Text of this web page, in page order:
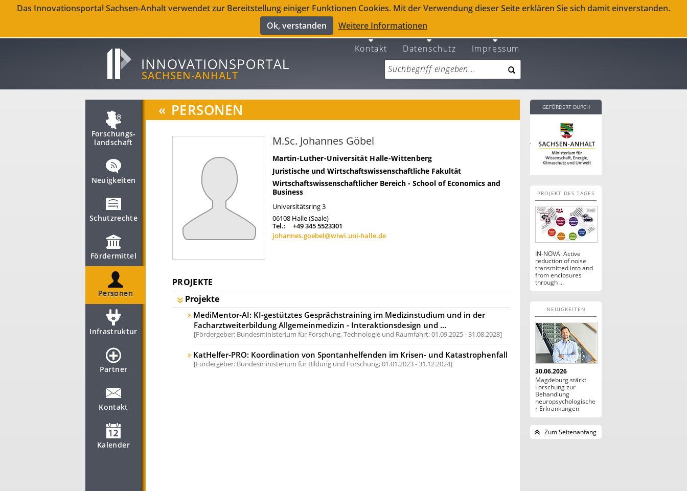
Das Innovationsportal Sachsen-Anhalt verwendet zur Bereitstellung einiger Funktionen Cookies. Mit der Verwendung dieser Seite erklären Sie sich damit einverstanden.
Ok, verstanden
Weitere Informationen
Kontakt Datenschutz Impressum
Forschungs­
landschaft
Neuigkeiten
Schutzrechte
Fördermittel
Personen
Infrastruktur
Partner
Kontakt
Kalender
« PERSONEN
M.Sc. Johannes Göbel
Martin-Luther-Universität Halle-Wittenberg
Juristische und Wirtschaftswissenschaftliche Fakultät
Wirtschaftswissenschaftlicher Bereich - School of Economics and
Business
Universitätsring 3
06108 Halle (Saale)
Tel.:
+49 345 5523301
johannes.goebel@wiwi.uni-halle.de
PROJEKTE
Projekte
MediMentor-AI: KI-gestütztes Gesprächstraining im Medizinstudium und in der
Facharztweiterbildung Allgemeinmedizin - Interaktionsdesign und ...
Fördergeber: Bundesministerium für Forschung, Technologie und Raumfahrt;01.09.2025 - 31.08.2028
KatHelfer-PRO: Koordination von Spontanhelfenden im Krisen- und Katastrophenfall
Fördergeber: Bundesministerium für Bildung und Forschung;01.01.2023 - 31.12.2024
GEFÖRDERT DURCH
PROJEKT DES TAGES
IN-NOVA: Active
reduction of noise
transmitted into and
from enclosures
through ...
NEUIGKEITEN
30.06.2026
Magdeburg stärkt
Forschung zur
Behandlung
neuropsychologische
r Erkrankungen
Zum Seitenanfang